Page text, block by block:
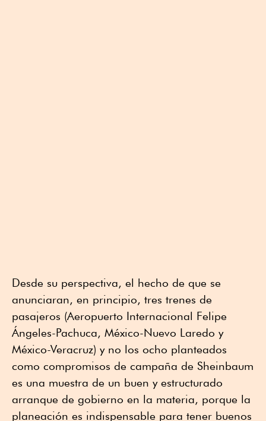
Desde su perspectiva, el hecho de que se
anunciaran, en principio, tres trenes de
pasajeros (Aeropuerto Internacional Felipe
Ángeles-Pachuca, México-Nuevo Laredo y
México-Veracruz) y no los ocho planteados
como compromisos de campaña de Sheinbaum
es una muestra de un buen y estructurado
arranque de gobierno en la materia, porque la
planeación es indispensable para tener buenos